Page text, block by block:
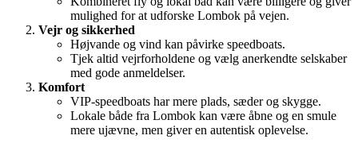
mulighed for at udforske Lombok på vejen.
Vejr og sikkerhed
Højvande og vind kan påvirke speedboats.
Tjek altid vejrforholdene og vælg anerkendte selskaber
med gode anmeldelser.
Komfort
VIP-speedboats har mere plads, sæder og skygge.
Lokale både fra Lombok kan være åbne og en smule
mere ujævne, men giver en autentisk oplevelse.